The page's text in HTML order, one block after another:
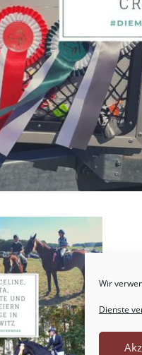
Wir
Dienste